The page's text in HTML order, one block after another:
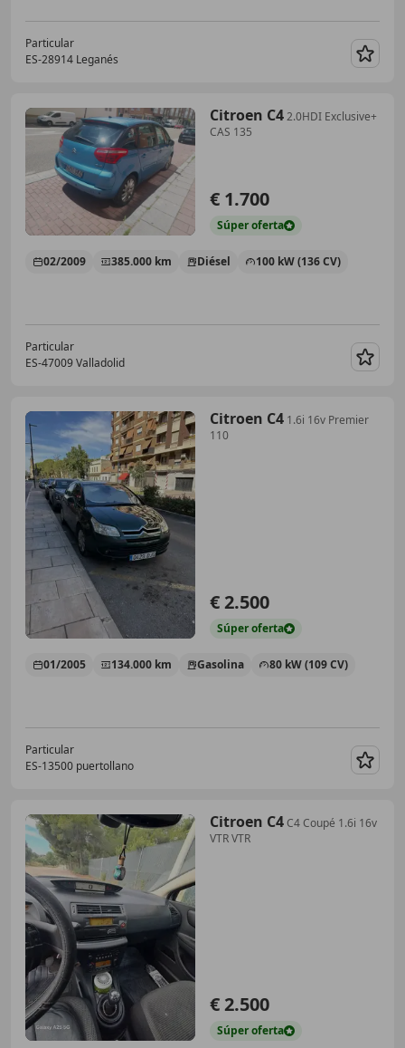
Particular
ES-28914 Leganés
Citroen C42.0HDI Exclusive+
CAS 135
€ 1.700
Súperoferta
02/2009 385.000 km Diésel 100 kW (136 CV)
Particular
ES-47009 Valladolid
Citroen C4 1.6i 16v Premier
110
€ 2.500
Súperoferta
01/2005 134.000 km Gasolina 80 kW (109 CV)
Particular
ES-13500 puertollano
Citroen C4C4 Coupé 1.6i 16v
VTR VTR
€ 2.500
Súperoferta